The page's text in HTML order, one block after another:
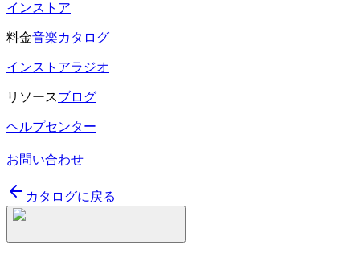
インストア
料金音楽カタログ
インストアラジオ
リソースブログ
ヘルプセンター
お問い合わせ
カタログに戻る